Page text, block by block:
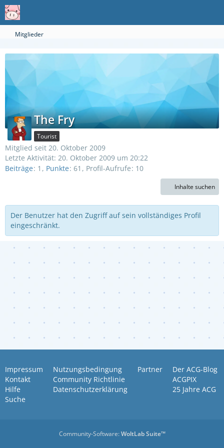
Mitglieder
The Fry
Tourist
Mitglied seit 20. Oktober 2009
Letzte Aktivität: 20. Oktober 2009 um 20:22
Beiträge 1 Punkte 61 Profil-Aufrufe 10
Inhalte suchen
Der Benutzer hat den Zugriff auf sein vollständiges Profil
eingeschränkt.
Impressum
Kontakt
Hilfe
Suche
Nutzungsbedingung
Community Richtlinie
Datenschutzerklärung
Partner
Der ACG-Blog
ACGPIX
25 Jahre ACG
Community-Software:WoltLab Suite™